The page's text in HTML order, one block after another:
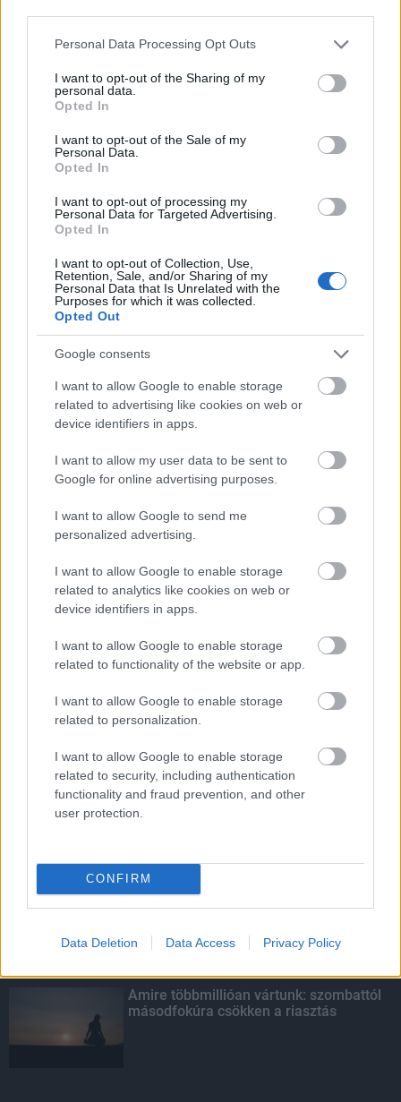
Please note that this website/app uses one or more Google
not limited to your visit or usage behaviour. You may click to
grant or deny consent to Google and its third-party tags to
use your data for below specified purposes in below Google
consent section.
Personal Data Processing Opt Outs
I want to opt-out of the Sharing of my
personal data.
Opted In
I want to opt-out of the Sale of my
Personal Data.
Opted In
I want to opt-out of processing my
Personal Data for Targeted Advertising.
Opted In
I want to opt-out of Collection, Use,
Retention, Sale, and/or Sharing of my
Personal Data that Is Unrelated with the
Purposes for which it was collected.
Opted Out
Google consents
I want to allow Google to enable storage
related to advertising like cookies on web or
device identifiers in apps.
I want to allow my user data to be sent to
Google for online advertising purposes.
I want to allow Google to send me
personalized advertising.
I want to allow Google to enable storage
related to analytics like cookies on web or
device identifiers in apps.
I want to allow Google to enable storage
related to functionality of the website or app.
I want to allow Google to enable storage
related to personalization.
I want to allow Google to enable storage
related to security, including authentication
functionality and fraud prevention, and other
user protection.
CONFIRM
Data Deletion Data Access Privacy Policy
Feliratkozom a hírlevélre és elfogadom az
adatvédelmi
LEGFRISSEBB
Országos hírek
Paks II.: Mit jelent az 5. blokk új
mérföldköve a felülvizsgálat
Helyi hírek
Amire többmillióan vártunk: szombattól
másodfokúra csökken a riasztás
HIRDETÉS
LEGOLVASOTTABB
Paks II.: Mit jelent az 5. blokk új
mérföldköve a felülvizsgálat
Fontos a postaládákba költöző
széncinegék védelme
Amire többmillióan vártunk: szombattól
másodfokúra csökken a riasztás